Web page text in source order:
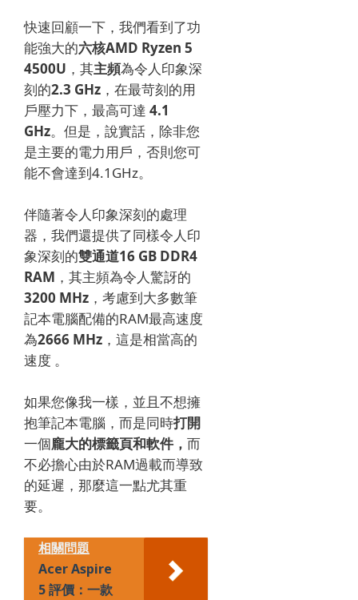
快速回顧一下，我們看到了功
能強大的六核AMD Ryzen 5
4500U ，其主頻為令人印象深
刻的2.3 GHz ，在最苛刻的用
戶壓力下，最高可達 4.1
GHz。但是，說實話，除非您
是主要的電力用戶，否則您可
能不會達到4.1GHz。
伴隨著令人印象深刻的處理
器，我們還提供了同樣令人印
象深刻的雙通道16 GB DDR4
RAM ，其主頻為令人驚訝的
3200 MHz ，考慮到大多數筆
記本電腦配備的RAM最高速度
為2666 MHz ，這是相當高的
速度 。
如果您像我一樣，並且不想擁
抱筆記本電腦，而是同時打開
一個龐大的標籤頁和軟件， 而
不必擔心由於RAM過載而導致
的延遲，那麼這一點尤其重
要。
相關問題
Acer Aspire
5 評價：一款